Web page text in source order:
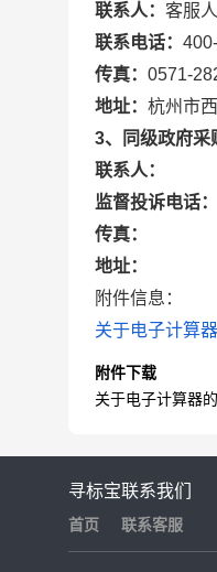
联系人： 客服
联系电话：
传真： 0571-
地址： 杭州市
3、同级政府采
联系人：
监督投诉电话：
传真：
地址：
附件信息：
关于电子计算
附件下载
关于电子计算器
寻标宝
首页
联系我们
联系客服